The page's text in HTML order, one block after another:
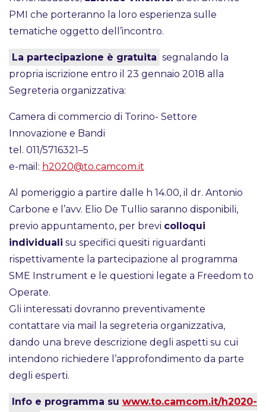
PMI che porteranno la loro esperienza sulle
tematiche oggetto dell’incontro.
La partecipazione è gratuita segnalando la
propria iscrizione entro il 23 gennaio 2018 alla
Segreteria organizzativa:
Camera di commercio di Torino- Settore
Innovazione e Bandi
tel. 011/5716321–5
e-mail: h2020@to.camcom.it
Al pomeriggio a partire dalle h 14.00, il dr. Antonio
Carbone e l’avv. Elio De Tullio saranno disponibili,
previo appuntamento, per brevi colloqui
individuali su specifici quesiti riguardanti
rispettivamente la partecipazione al programma
SME Instrument e le questioni legate a Freedom to
Operate.
Gli interessati dovranno preventivamente
contattare via mail la segreteria organizzativa,
dando una breve descrizione degli aspetti su cui
intendono richiedere l’approfondimento da parte
degli esperti.
Info e programma su www.to.camcom.it/h2020-